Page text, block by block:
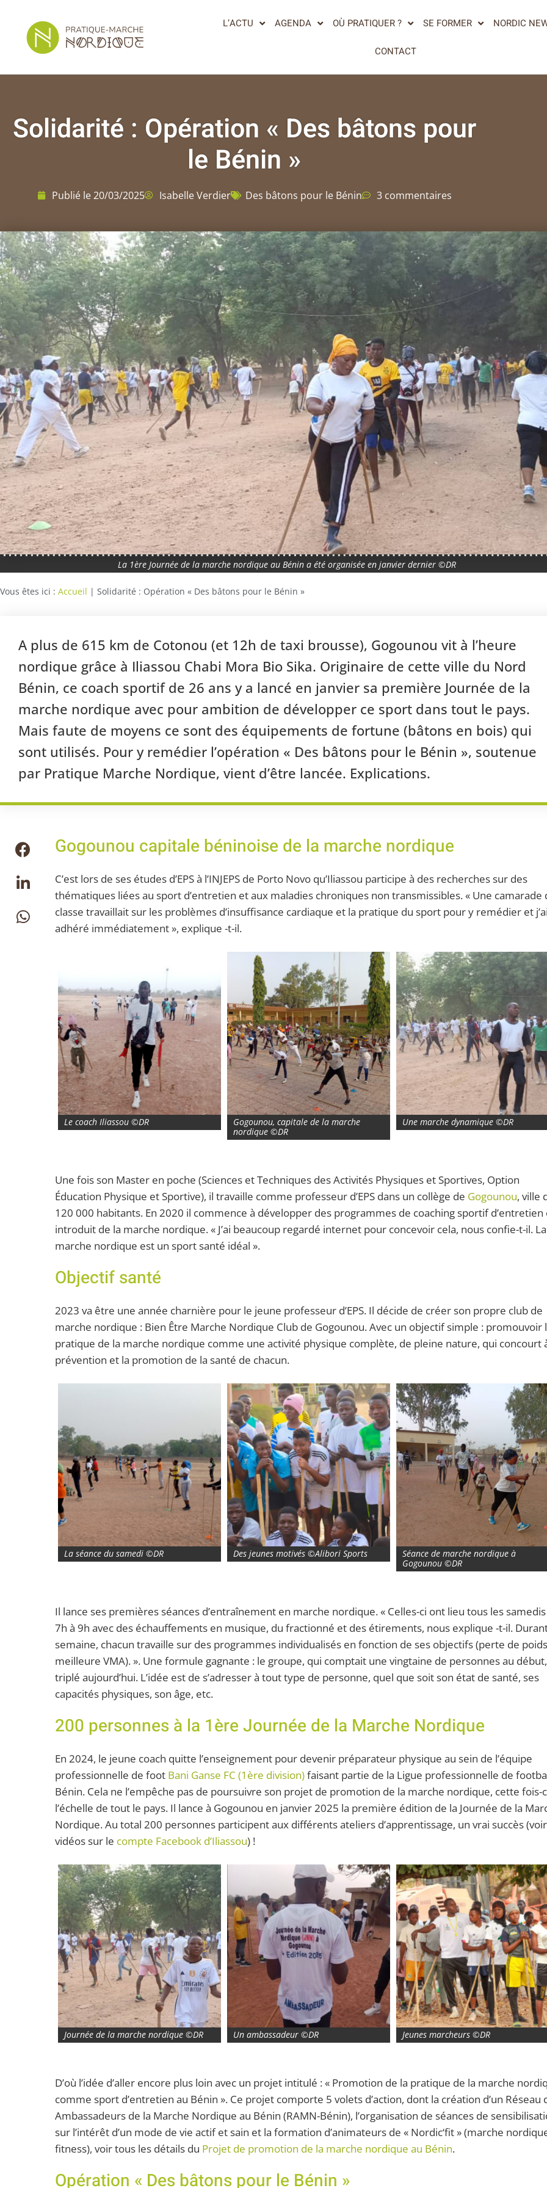
L’ACTU AGENDA OÙ PRATIQUER ? SE FORMER NORDIC
CONTACT
Solidarité : Opération « Des bâtons pour
le Bénin »
Publié le20/03/2025 Isabelle Verdier Des bâtons pour le Bénin 3 commentaires
La 1ère Journée de la marche nordique au Bénin a été organisée en janvier dernier ©DR
Vous êtes ici : Accueil | Solidarité : Opération « Des bâtons pour le Bénin »
A plus de 615 km de Cotonou (et 12h de taxi brousse), Gogounou vit à l’heure
nordique grâce à Iliassou Chabi Mora Bio Sika. Originaire de cette ville du Nord
Bénin, ce coach sportif de 26 ans y a lancé en janvier sa première Journée de la
marche nordique avec pour ambition de développer ce sport dans tout le pays.
Mais faute de moyens ce sont des équipements de fortune (bâtons en bois) qui
sont utilisés. Pour y remédier l’opération « Des bâtons pour le Bénin », soutenue
par Pratique Marche Nordique, vient d’être lancée. Explications.
Gogounou capitale béninoise de la marche nordique
C’est lors de ses études d’EPS à l’INJEPS de Porto Novo qu’Iliassou participe à des recherches sur des
thématiques liées au sport d’entretien et aux maladies chroniques non transmissibles. « Une camarade
classe travaillait sur les problèmes d’insuffisance cardiaque et la pratique du sport pour y remédier et
adhéré immédiatement », explique -t-il.
Le coach Iliassou ©DR
Gogounou, capitale de la marche
nordique ©DR
Une marche dynamique ©DR
Une fois son Master en poche (Sciences et Techniques des Activités Physiques et Sportives, Option
Éducation Physique et Sportive), il travaille comme professeur d’EPS dans un collège de Gogounou, ville
120 000 habitants. En 2020 il commence à développer des programmes de coaching sportif d’entretien
introduit de la marche nordique. « J’ai beaucoup regardé internet pour concevoir cela, nous confie-t-il. La
marche nordique est un sport santé idéal ».
Objectif santé
2023 va être une année charnière pour le jeune professeur d’EPS. Il décide de créer son propre club de
marche nordique : Bien Être Marche Nordique Club de Gogounou. Avec un objectif simple : promouvoir
pratique de la marche nordique comme une activité physique complète, de pleine nature, qui concourt
prévention et la promotion de la santé de chacun.
La séance du samedi ©DR Des jeunes motivés ©Alibori Sports
Séance de marche nordique à
Gogounou ©DR
Il lance ses premières séances d’entraînement en marche nordique. « Celles-ci ont lieu tous les
7h à 9h avec des échauffements en musique, du fractionné et des étirements, nous explique -t-il.
semaine, chacun travaille sur des programmes individualisés en fonction de ses objectifs (perte de
meilleure VMA). ». Une formule gagnante : le groupe, qui comptait une vingtaine de personnes au
triplé aujourd’hui. L’idée est de s’adresser à tout type de personne, quel que soit son état de santé, ses
capacités physiques, son âge, etc.
200 personnes à la 1ère Journée de la Marche Nordique
En 2024, le jeune coach quitte l’enseignement pour devenir préparateur physique au sein de l’équipe
professionnelle de foot Bani Ganse FC (1ère division)faisant partie de la Ligue professionnelle de
Bénin. Cela ne l’empêche pas de poursuivre son projet de promotion de la marche nordique, cette fois-
l’échelle de tout le pays. Il lance à Gogounou en janvier 2025 la première édition de la Journée de la
Nordique. Au total 200 personnes participent aux différents ateliers d’apprentissage, un vrai succès (voir
vidéos sur le compte Facebook d’Iliassou) !
Journée de la marche nordique ©DR Un ambassadeur ©DR Jeunes marcheurs ©DR
D’où l’idée d’aller encore plus loin avec un projet intitulé : « Promotion de la pratique de la marche
comme sport d’entretien au Bénin ». Ce projet comporte 5 volets d’action, dont la création d’un Réseau
Ambassadeurs de la Marche Nordique au Bénin (RAMN-Bénin), l’organisation de séances de
sur l’intérêt d’un mode de vie actif et sain et la formation d’animateurs de « Nordic‘fit » (marche
fitness), voir tous les détails du Projet de promotion de la marche nordique au Bénin.
Opération « Des bâtons pour le Bénin »